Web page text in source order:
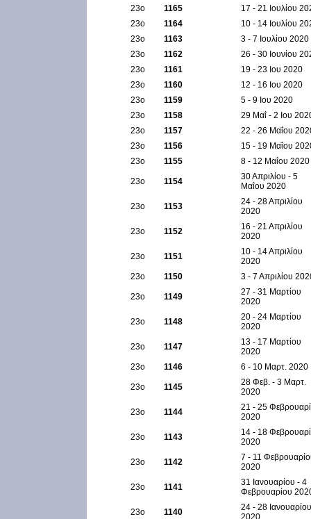
23ο
1165
17 - 21 Ιουλίου
23ο
1164
10 - 14 Ιουλίου
23ο
1163
3 - 7 Ιουλίου 2020
23ο
1162
26 - 30 Ιουνίου
23ο
1161
19 - 23 Ιου 2020
23ο
1160
12 - 16 Ιου 2020
23ο
1159
5 - 9 Ιου 2020
23ο
1158
29 Μαΐ - 2 Ιου
23ο
1157
22 - 26 Μαΐου
23ο
1156
15 - 19 Μαΐου
23ο
1155 8 - 12 Μαΐου 2020
23ο 1154
30 Απριλίου - 5
Μαΐου 2020
23ο 1153
24 - 28 Απριλίου
2020
23ο 1152
16 - 21 Απριλίου
2020
23ο 1151
10 - 14 Απριλίου
2020
23ο
1150 3 - 7 Απριλίου
23ο 1149
27 - 31 Μαρτίου
2020
23ο 1148
20 - 24 Μαρτίου
2020
23ο 1147
13 - 17 Μαρτίου
2020
23ο
1146 6 - 10 Μαρτ. 2020
23ο 1145
28 Φεβ. - 3 Μαρτ.
2020
23ο 1144
21 - 25
2020
23ο 1143
14 - 18
2020
23ο 1142
7 - 11
2020
23ο 1141
31 Ιανουαρίου - 4
Φεβρουαρίου
23ο 1140
24 - 28 Ιανουαρίου
2020